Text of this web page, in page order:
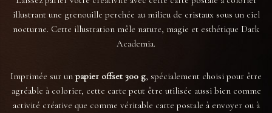
illustrant une grenouille perchée au milieu de cristaux sous un ciel
nocturne. Cette illustration mêle nature, magie et esthétique Dark
Academia.
Imprimée sur unpapier offset 300 g, spécialement choisi pour être
agréable à colorier, cette carte peut être utilisée aussi bien comme
activité créative que comme véritable carte postale à envoyer ou à